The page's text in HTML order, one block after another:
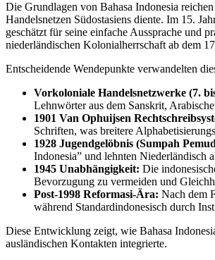
Die Grundlagen von Bahasa Indonesia
Handelsnetzen Südostasiens diente. Im 15.
geschätzt für seine einfache Aussprache und
niederländischen Kolonialherrschaft ab dem
Entscheidende Wendepunkte verwandelten
Vorkoloniale Handelsnetzwerke (7.
Lehnwörter aus dem Sanskrit,
1901 Van Ophuijsen
Schriften, was breitere
1928 Jugendgelöbnis (Sumpah
Indonesia” und lehnten Niederländisch
1945 Unabhängigkeit: Die
Bevorzugung zu vermeiden und
Post-1998 Reformasi-Ära: Nach dem
während Standardindonesisch durch
Diese Entwicklung zeigt, wie Bahasa
ausländischen Kontakten integrierte.